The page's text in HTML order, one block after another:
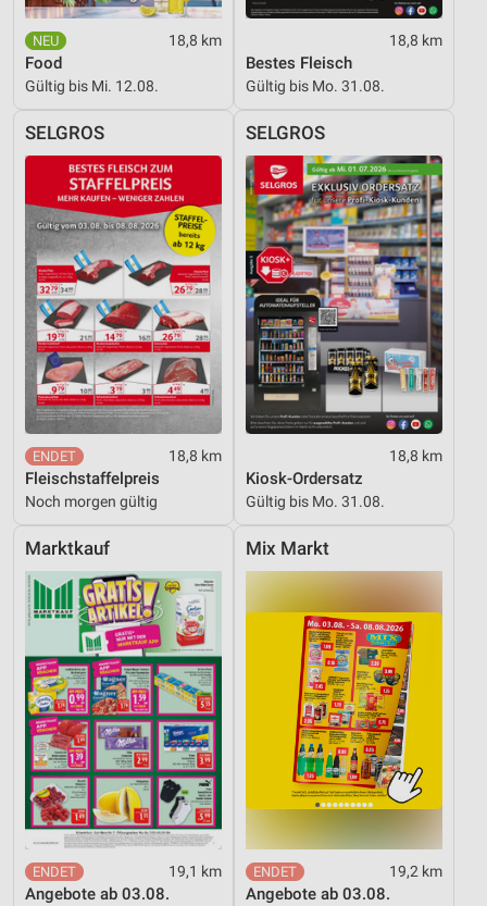
18,8 km
Food
Gültig bis Mi. 12.08.
18,8 km
Bestes Fleisch
Gültig bis Mo. 31.08.
SELGROS
18,8 km
Fleischstaffelpreis
Noch morgen gültig
SELGROS
18,8 km
Kiosk-Ordersatz
Gültig bis Mo. 31.08.
Marktkauf
19,1 km
Angebote ab 03.08.
Mix Markt
19,2 km
Angebote ab 03.08.
IAB-Besonderheiten:
Verwendung genauer Standortdaten
Geräte anhand von aktiv angeforderten
Notwendig
Performance
Funktional
Werbung